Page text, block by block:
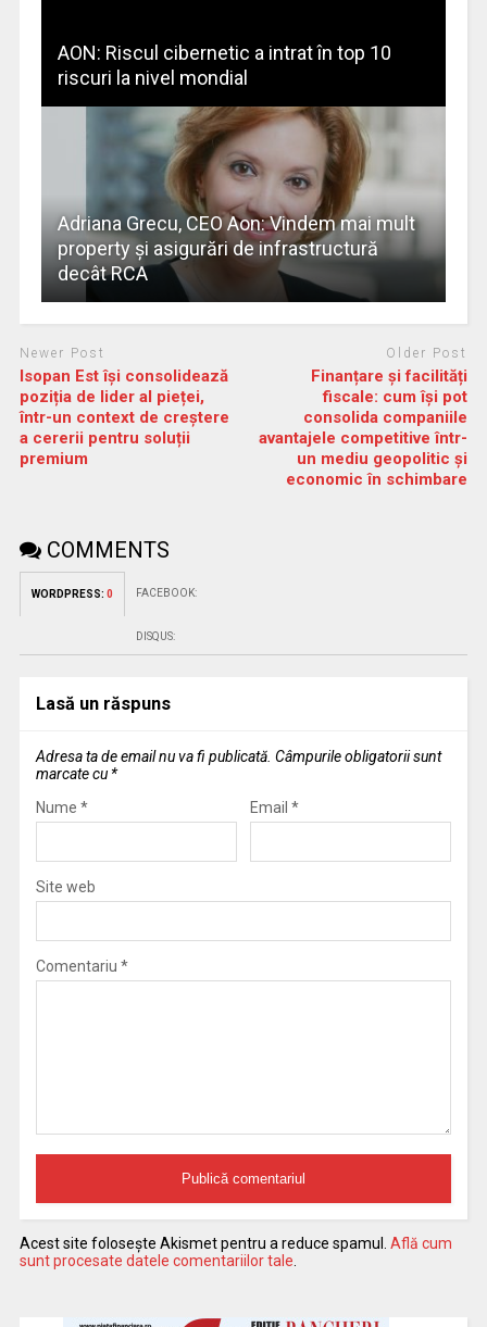
AON: Riscul cibernetic a intrat în top 10
riscuri la nivel mondial
Adriana Grecu, CEO Aon: Vindem mai mult
property și asigurări de infrastructură
decât RCA
Newer Post
Isopan Est își consolidează
poziția de lider al pieței,
într-un context de creștere
a cererii pentru soluții
premium
Older Post
Finanțare și facilități
fiscale: cum își pot
consolida companiile
avantajele competitive într-
un mediu geopolitic și
economic în schimbare
COMMENTS
WORDPRESS: 0 FACEBOOK:
DISQUS:
Lasă un răspuns
Adresa ta de email nu va fi publicată. Câmpurile obligatorii sunt
marcate cu *
Nume * Email *
Site web
Comentariu *
Acest site folosește Akismet pentru a reduce spamul. Află cum
sunt procesate datele comentariilor tale